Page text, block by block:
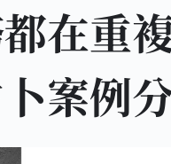
在重
案例分